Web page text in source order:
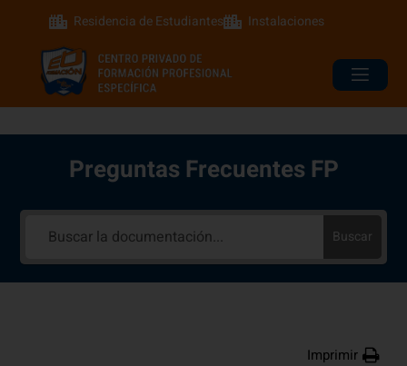
Residencia de Estudiantes Instalaciones
Preguntas Frecuentes FP
Buscar
Imprimir